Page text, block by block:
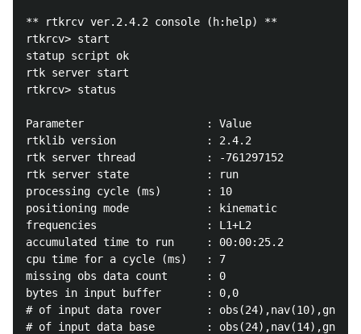
** rtkrcv ver.2.4.2 console (h:help) **
rtkrcv> start
statup script ok
rtk server start
rtkrcv> status
Parameter                   : Value
rtklib version              : 2.4.2
rtk server thread           : -761297152
rtk server state            : run
processing cycle (ms)       : 10
positioning mode            : kinematic
frequencies                 : L1+L2
accumulated time to run     : 00:00:25.2
cpu time for a cycle (ms)   : 7
missing obs data count      : 0
bytes in input buffer       : 0,0
# of input data rover       :
# of input data base        :